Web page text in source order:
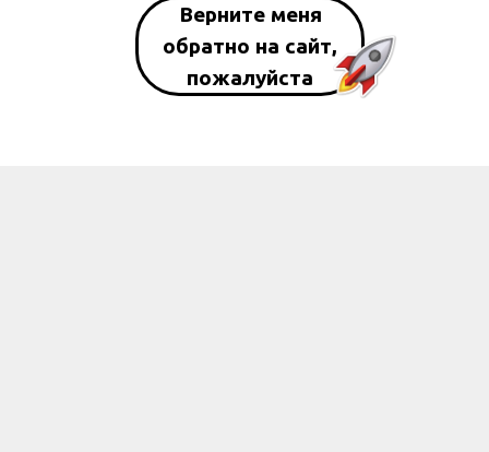
Верните меня
обратно на сайт,
пожалуйста